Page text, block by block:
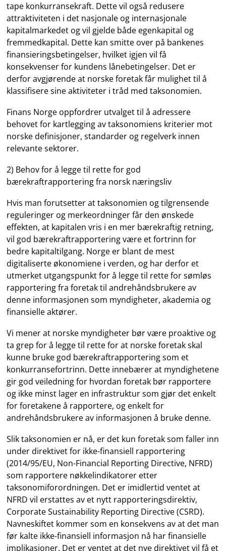
tape konkurransekraft. Dette vil også redusere
attraktiviteten i det nasjonale og internasjonale
kapitalmarkedet og vil gjelde både egenkapital og
fremmedkapital. Dette kan smitte over på bankenes
finansieringsbetingelser, hvilket igjen vil få
konsekvenser for kundens lånebetingelser. Det er
derfor avgjørende at norske foretak får mulighet til å
klassifisere sine aktiviteter i tråd med taksonomien.
Finans Norge oppfordrer utvalget til å adressere
behovet for kartlegging av taksonomiens kriterier mot
norske definisjoner, standarder og regelverk innen
relevante sektorer.
2) Behov for å legge til rette for god
bærekraftrapportering fra norsk næringsliv
Hvis man forutsetter at taksonomien og tilgrensende
reguleringer og merkeordninger får den ønskede
effekten, at kapitalen vris i en mer bærekraftig retning,
vil god bærekraftrapportering være et fortrinn for
bedre kapitaltilgang. Norge er blant de mest
digitaliserte økonomiene i verden, og har derfor et
utmerket utgangspunkt for å legge til rette for sømløs
rapportering fra foretak til andrehåndsbrukere av
denne informasjonen som myndigheter, akademia og
finansielle aktører.
Vi mener at norske myndigheter bør være proaktive og
ta grep for å legge til rette for at norske foretak skal
kunne bruke god bærekraftrapportering som et
konkurransefortrinn. Dette innebærer at myndighetene
gir god veiledning for hvordan foretak bør rapportere
og ikke minst lager en infrastruktur som gjør det enkelt
for foretakene å rapportere, og enkelt for
andrehåndsbrukere av informasjonen å bruke denne.
Slik taksonomien er nå, er det kun foretak som faller inn
under direktivet for ikke-finansiell rapportering
(2014/95/EU, Non-Financial Reporting Directive, NFRD)
som rapportere nøkkelindikatorer etter
taksonomiforordningen. Det er imidlertid ventet at
NFRD vil erstattes av et nytt rapporteringsdirektiv,
Corporate Sustainability Reporting Directive (CSRD).
Navneskiftet kommer som en konsekvens av at det man
før kalte ikke-finansiell informasjon nå har finansielle
implikasjoner. Det er ventet at det nye direktivet vil få et